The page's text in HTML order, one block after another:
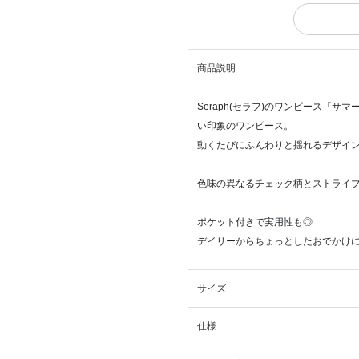
商品説明
Seraph(セラフ)のワンピース「サマ
い印象のワンピース。
動くたびにふんわりと揺れるデザイ
色味の異なるチェック柄とストライ
ポケット付きで実用性も◎
デイリーからちょっとしたおでかけ
サイズ
仕様